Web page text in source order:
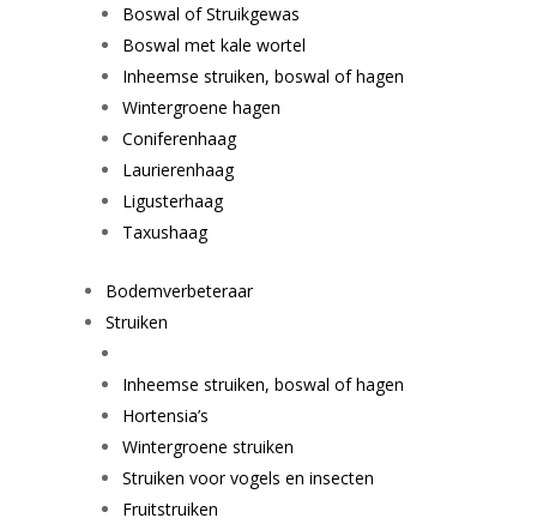
Boswal of Struikgewas
Boswal met kale wortel
Inheemse struiken, boswal of hagen
Wintergroene hagen
Coniferenhaag
Laurierenhaag
Ligusterhaag
Taxushaag
Bodemverbeteraar
Struiken
Inheemse struiken, boswal of hagen
Hortensia’s
Wintergroene struiken
Struiken voor vogels en insecten
Fruitstruiken